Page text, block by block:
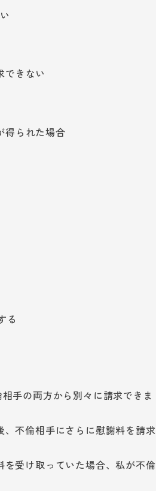
できない
得られた場合
る
手の両方から別々に請求できま
不倫相手にさらに慰謝料を請求
受け取っていた場合、私が不倫